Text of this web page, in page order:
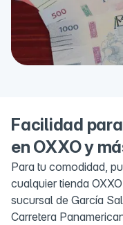
Facilidad
en OXXO y
Para tu comodidad,
cualquier tienda
sucursal de García
Carretera